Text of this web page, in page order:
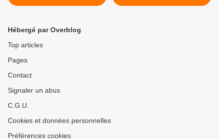
de ❤ du Guide Hachette
Hébergé par Overblog
Top articles
Pages
Contact
Signaler un abus
C.G.U.
Cookies et données personnelles
Préférences cookies